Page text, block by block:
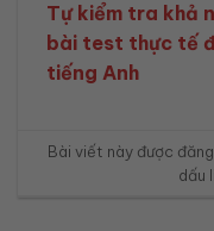
Tự kiểm tra khả
bài test thực tế
tiếng Anh
Bài viết này được
dấu